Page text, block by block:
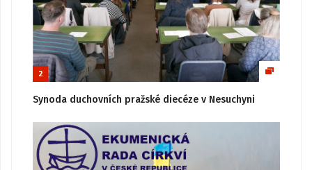
2
Synoda duchovních pražské diecéze v Nesuchyni